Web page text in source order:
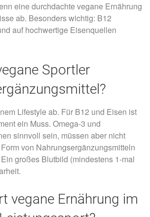
eine durchdachte vegane Ernährung
ab. Besonders wichtig: B12
auf hochwertige Eisenquellen
Sportler
Lifestyle ab. Für B12 und Eisen ist
ein Muss. Omega-3 und
sinnvoll sein, müssen aber nicht
von Nahrungsergänzungsmitteln
großes Blutbild (mindestens 1-mal
vegane Ernährung im